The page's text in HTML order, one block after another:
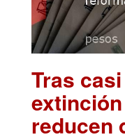
Tras
reducen